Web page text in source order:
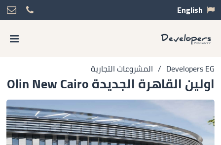
English
Developers EG
/ المشروعات التجارية
اولين القاهرة الجديدة Olin New Cairo